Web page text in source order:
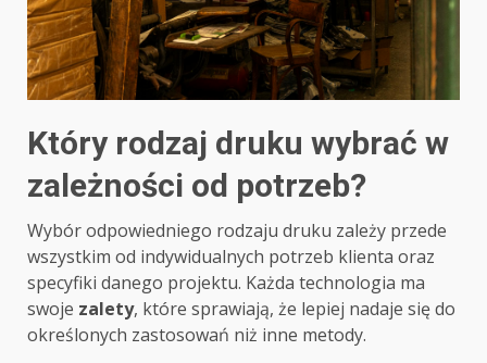
Który rodzaj druku wybrać w
zależności od potrzeb?
Wybór odpowiedniego rodzaju druku zależy przede
wszystkim od indywidualnych potrzeb klienta oraz
specyfiki danego projektu. Każda technologia ma
swoje zalety, które sprawiają, że lepiej nadaje się do
określonych zastosowań niż inne metody.